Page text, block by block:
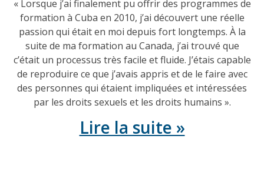
« Lorsque j’ai finalement pu offrir des programmes de
formation à Cuba en 2010, j’ai découvert une réelle
passion qui était en moi depuis fort longtemps. À la
suite de ma formation au Canada, j’ai trouvé que
c’était un processus très facile et fluide. J’étais capable
de reproduire ce que j’avais appris et de le faire avec
des personnes qui étaient impliquées et intéressées
par les droits sexuels et les droits humains ».
Lire la suite »